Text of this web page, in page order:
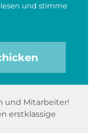
und stimme
und Mitarbeiter!
erstklassige